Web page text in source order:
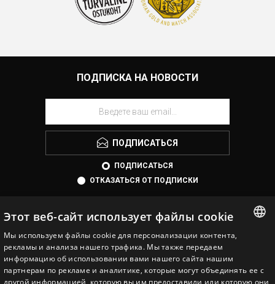
ПОДПИСКА НА НОВОСТИ
ПОДПИСАТЬСЯ
ПОДПИСАТЬСЯ
ОТКАЗАТЬСЯ ОТ ПОДПИСКИ
ENGLISH
Этот веб-сайт использует файлы cookie
Мы используем файлы cookie для персонализации контента,
рекламы и анализа нашего трафика. Мы также передаем
информацию об использовании вами нашего сайта нашим
партнерам по рекламе и аналитике, которые могут объединять ее с
другой информацией, которую вы им предоставили или которую они